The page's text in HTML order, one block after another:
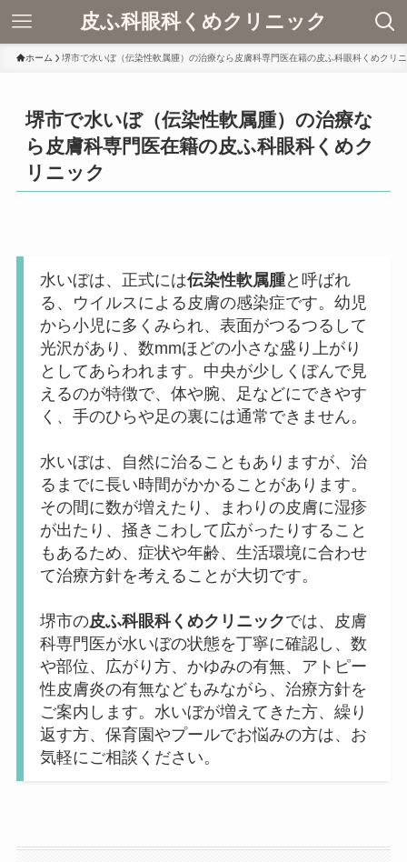
皮ふ科眼科くめクリニック
ホーム 堺市で水いぼ（伝染性軟属腫）の治療なら皮膚科専門医在籍の皮ふ科眼科くめクリ
堺市で水いぼ（伝染性軟属腫）の治療な
ら皮膚科専門医在籍の皮ふ科眼科くめク
リニック
水いぼは、正式には伝染性軟属腫と呼ばれ
る、ウイルスによる皮膚の感染症です。幼児
から小児に多くみられ、表面がつるつるして
光沢があり、数mmほどの小さな盛り上がり
としてあらわれます。中央が少しくぼんで見
えるのが特徴で、体や腕、足などにできやす
く、手のひらや足の裏には通常できません。
水いぼは、自然に治ることもありますが、治
るまでに長い時間がかかることがあります。
その間に数が増えたり、まわりの皮膚に湿疹
が出たり、掻きこわして広がったりすること
もあるため、症状や年齢、生活環境に合わせ
て治療方針を考えることが大切です。
堺市の皮ふ科眼科くめクリニックでは、皮膚
科専門医が水いぼの状態を丁寧に確認し、数
や部位、広がり方、かゆみの有無、アトピー
性皮膚炎の有無などもみながら、治療方針を
ご案内します。水いぼが増えてきた方、繰り
返す方、保育園やプールでお悩みの方は、お
気軽にご相談ください。